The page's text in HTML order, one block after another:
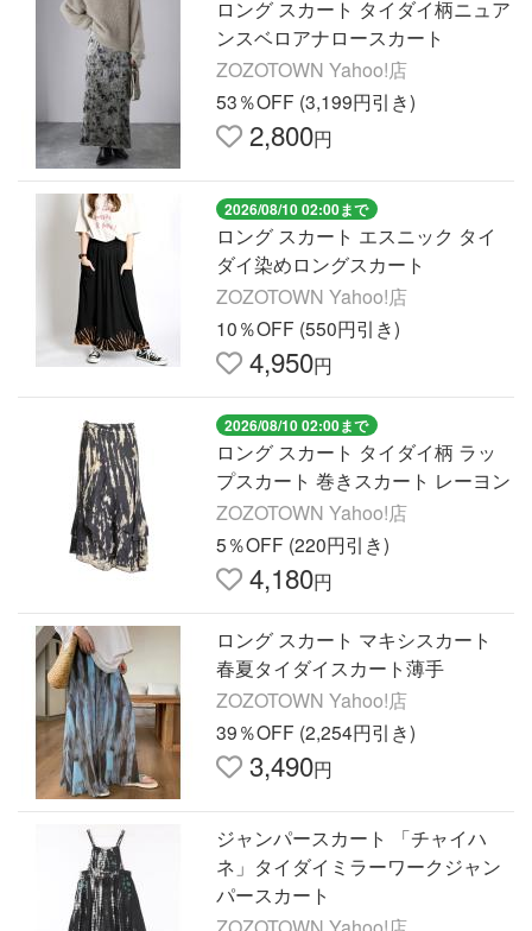
ロング スカート タイダイ柄ニュア
ンスベロアナロースカート
ZOZOTOWN Yahoo!店
53％OFF (3,199円引き)
2,800円
2026/08/10 02:00まで
ロング スカート エスニック タイ
ダイ染めロングスカート
ZOZOTOWN Yahoo!店
10％OFF (550円引き)
4,950円
2026/08/10 02:00まで
ロング スカート タイダイ柄 ラッ
プスカート 巻きスカート レーヨン
ZOZOTOWN Yahoo!店
5％OFF (220円引き)
4,180円
ロング スカート マキシスカート
春夏タイダイスカート薄手
ZOZOTOWN Yahoo!店
39％OFF (2,254円引き)
3,490円
ジャンパースカート 「チャイハ
ネ」タイダイミラーワークジャン
パースカート